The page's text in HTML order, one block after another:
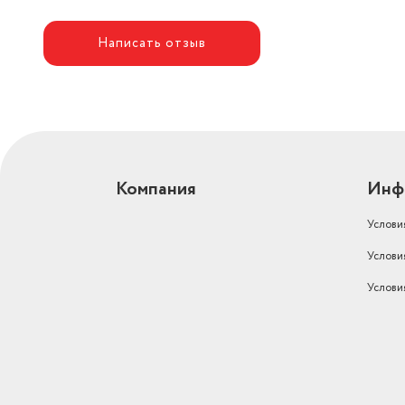
Написать отзыв
Компания